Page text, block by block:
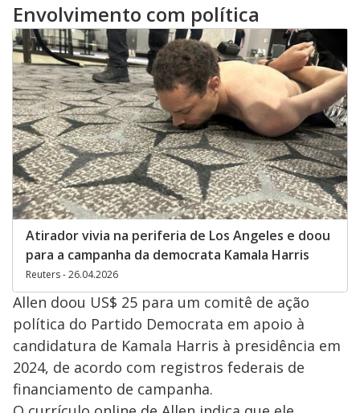
Envolvimento com política
Atirador vivia na periferia de Los Angeles e doou
para a campanha da democrata Kamala Harris
Reuters - 26.04.2026
Allen doou US$ 25 para um comitê de ação
política do Partido Democrata em apoio à
candidatura de Kamala Harris à presidência em
2024, de acordo com registros federais de
financiamento de campanha.